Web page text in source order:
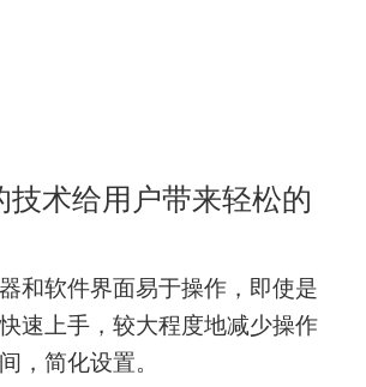
技术给用户带来轻松的
和软件界面易于操作，即使是
速上手，较大程度地减少操作
，简化设置。